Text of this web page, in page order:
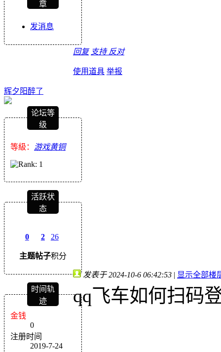
章
发消息
回复 支持 反对
使用道具 举报
辉夕阳醉了
论坛等
级
等級： 游戏黄铜
活跃状
态
0
主题
2
帖子
26
积分
时间轨
迹
金钱
0
注册时间
2019-7-24
发表于 2024-10-6 06:42:53 | 显示全部楼
qq飞车如何扫码